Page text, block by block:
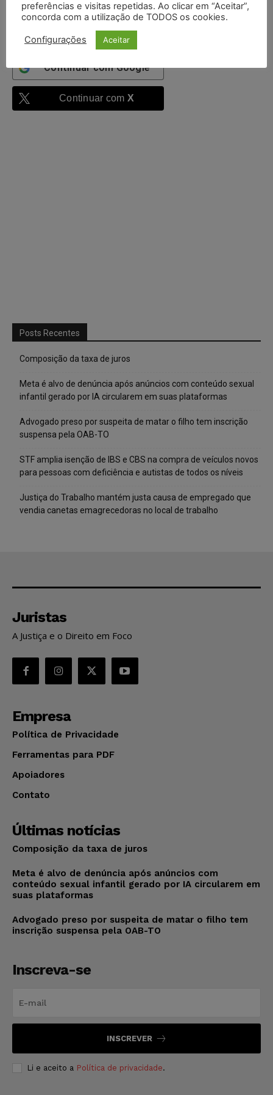
Entrar
Continuar comGoogle
Continuar com X
Posts Recentes
Composição da taxa de juros
Meta é alvo de denúncia após anúncios com conteúdo sexual
infantil gerado por IA circularem em suas plataformas
Advogado preso por suspeita de matar o filho tem inscrição
suspensa pela OAB-TO
STF amplia isenção de IBS e CBS na compra de veículos novos
para pessoas com deficiência e autistas de todos os níveis
Justiça do Trabalho mantém justa causa de empregado que
vendia canetas emagrecedoras no local de trabalho
Juristas
A Justiça e o Direito em Foco
Empresa
Política de Privacidade
Ferramentas para PDF
Apoiadores
Contato
Últimas notícias
Composição da taxa de juros
Meta é alvo de denúncia após anúncios com
conteúdo sexual infantil gerado por IA circularem em
suas plataformas
Advogado preso por suspeita de matar o filho tem
inscrição suspensa pela OAB-TO
Inscreva-se
INSCREVER
Li e aceito a Política de privacidade.
preferências e visitas repetidas. Ao clicar em “Aceitar”,
concorda com a utilização de TODOS os cookies.
Configurações Aceitar